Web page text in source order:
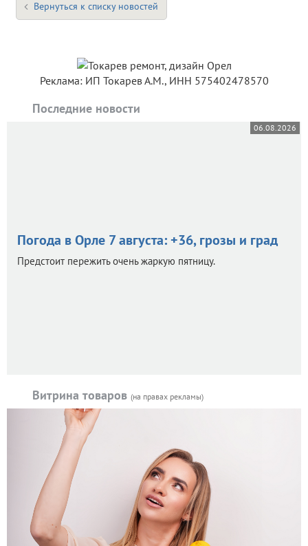
Вернуться к списку новостей
Реклама: ИП Токарев А.М., ИНН 575402478570
Последние новости
06.08.2026
Погода в Орле 7 августа: +36, грозы и град
Предстоит пережить очень жаркую пятницу.
Витрина товаров (на правах рекламы)